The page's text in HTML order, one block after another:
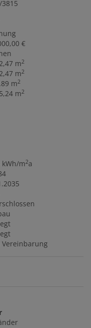
€
m2
m2
m2
m2
kWh/m2a
Vereinbarung